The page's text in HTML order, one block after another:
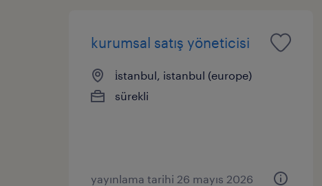
kurumsal satış yöneticisi
i̇stanbul, istanbul (europe)
sürekli
yayınlama tarihi 26 mayıs 2026